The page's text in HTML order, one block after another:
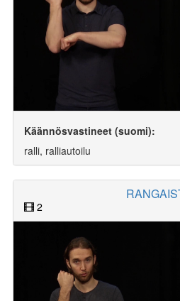
Käännösvastineet (suomi):
ralli, ralliautoilu
2